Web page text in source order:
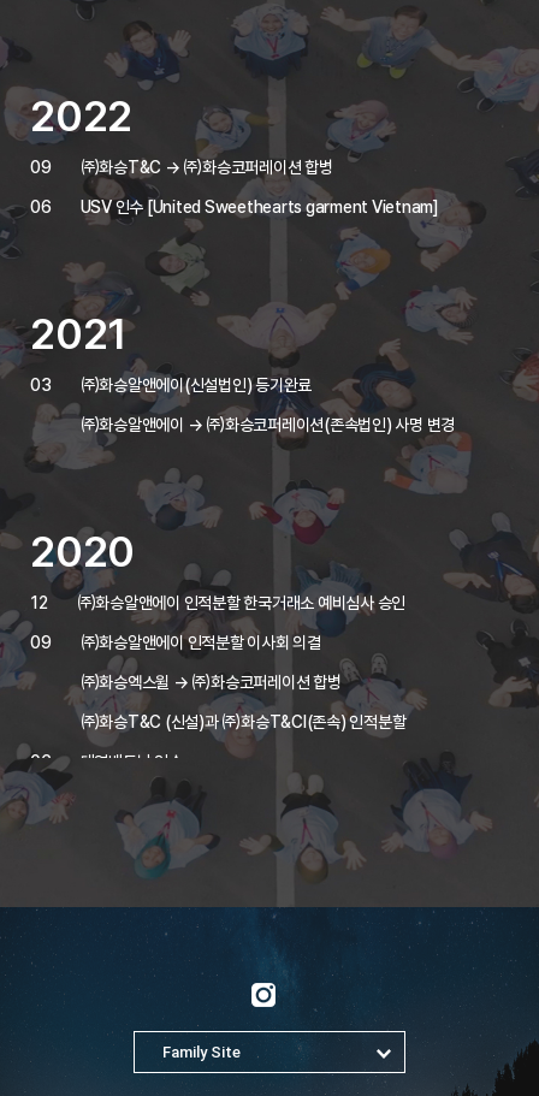
2022
09 ㈜화승T&C → ㈜화승코퍼레이션 합병
06 USV 인수 [United Sweethearts garment Vietnam]
2021
03 ㈜화승알앤에이(신설법인) 등기완료
㈜화승알앤에이 → ㈜화승코퍼레이션(존속법인) 사명 변경
2020
12 ㈜화승알앤에이 인적분할 한국거래소 예비심사 승인
09 ㈜화승알앤에이 인적분할 이사회 의결
㈜화승엑스윌 → ㈜화승코퍼레이션 합병
㈜화승T&C (신설)과 ㈜화승T&CI(존속) 인적분할
06 대영베트남 인수
HS ONE 설립 [화승원]
HVCST 설립 [화승베트남케미칼속짱]
2019
대영섬유, 대영인도네시아 인수
10 HARMONI 설립 [PT.하모니]